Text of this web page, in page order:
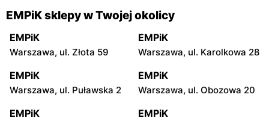
EMPiK sklepy w Twojej okolicy
EMPiK
Warszawa, ul. Złota 59
EMPiK
Warszawa, ul. Karolkowa 28
EMPiK
Warszawa, ul. Puławska 2
EMPiK
Warszawa, ul. Obozowa 20
EMPiK EMPiK